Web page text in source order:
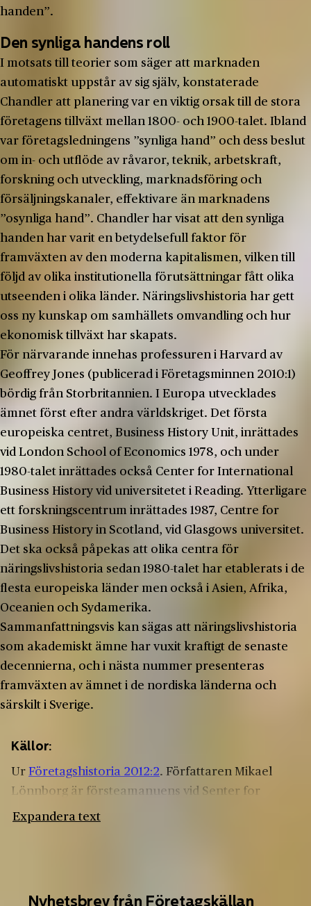
handen”.
Den synliga handens roll
I motsats till teorier som säger att marknaden
automatiskt uppstår av sig själv, konstaterade
Chandler att planering var en viktig orsak till de stora
företagens tillväxt mellan 1800- och 1900-talet. Ibland
var företagsledningens ”synliga hand” och dess beslut
om in- och utflöde av råvaror, teknik, arbetskraft,
forskning och utveckling, marknadsföring och
försäljningskanaler, effektivare än marknadens
”osynliga hand”. Chandler har visat att den synliga
handen har varit en betydelsefull faktor för
framväxten av den moderna kapitalismen, vilken till
följd av olika institutionella förutsättningar fått olika
utseenden i olika länder. Näringslivshistoria har gett
oss ny kunskap om samhällets omvandling och hur
ekonomisk tillväxt har skapats.
För närvarande innehas professuren i Harvard av
Geoffrey Jones (publicerad i Företagsminnen 2010:1)
bördig från Storbritannien. I Europa utvecklades
ämnet först efter andra världskriget. Det första
europeiska centret, Business History Unit, inrättades
vid London School of Economics 1978, och under
1980-talet inrättades också Center for International
Business History vid universitetet i Reading. Ytterligare
ett forskningscentrum inrättades 1987, Centre for
Business History in Scotland, vid Glasgows universitet.
Det ska också påpekas att olika centra för
näringslivshistoria sedan 1980-talet har etablerats i de
flesta europeiska länder men också i Asien, Afrika,
Oceanien och Sydamerika.
Sammanfattningsvis kan sägas att näringslivshistoria
som akademiskt ämne har vuxit kraftigt de senaste
decennierna, och i nästa nummer presenteras
framväxten av ämnet i de nordiska länderna och
särskilt i Sverige.
Källor:
Ur Företagshistoria 2012:2. Författaren Mikael
Lönnborg är försteamanuens vid Senter for
næringslivshistorie, Institutt for innovasjon og
Expandera text